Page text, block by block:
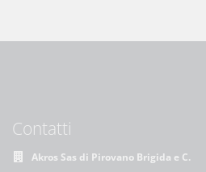
Contatti
Akros Sas di Pirovano Brigida e C.